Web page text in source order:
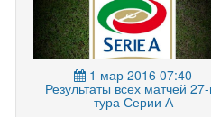
1 мар 2016 07:40
Результаты всех матчей 27-
тура Серии А